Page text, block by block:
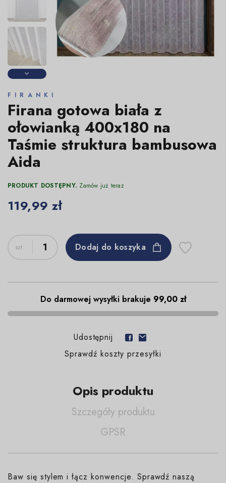
FIRANKI
Firana gotowa biała z
ołowianką 400x180 na
Taśmie struktura bambusowa
Aida
PRODUKT DOSTĘPNY. Zamów już teraz
119,99 zł
Dodaj do koszyka
Do darmowej wysyłki brakuje 99,00 zł
Udostępnij
Sprawdź koszty przesyłki
Opis produktu
Szczegóły produktu
GPSR
Baw się stylem i łącz konwencje. Sprawdź naszą